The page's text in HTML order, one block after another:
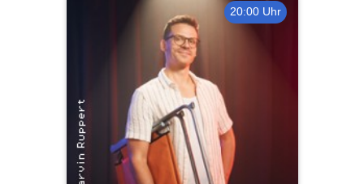
20:00 Uhr